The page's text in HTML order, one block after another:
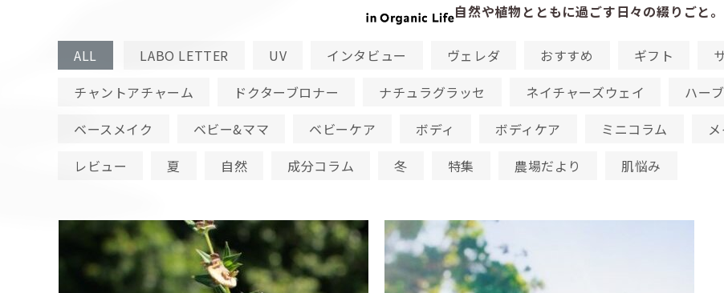
自然や植物とともに過ごす日々の綴りごと。
ALL LABO LETTER UV インタビュー ヴェレダ おすすめ ギフト
チャントアチャーム
ドクターブロナー ナチュラグラッセ ネイチャーズウェイ ハー
ベースメイク
ベビー&ママ ベビーケア ボディ ボディケア ミニコラム
レビュー
夏 自然 成分コラム 冬 特集 農場だより 肌悩み